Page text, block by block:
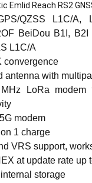
Emlid Reach RS2
QZSS L1C/A,
BeiDou B1I,
L1C/A
convergence
antenna with
MHz LoRa
modem
1 charge
VRS support,
at update rate up
storage